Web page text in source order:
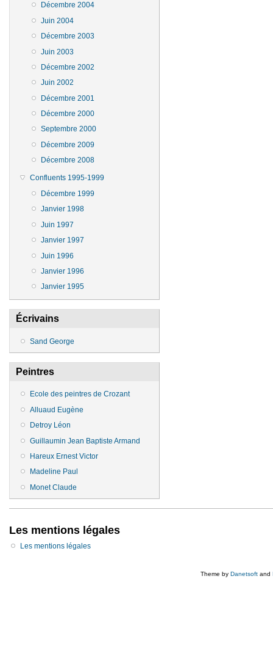
Décembre 2004
Juin 2004
Décembre 2003
Juin 2003
Décembre 2002
Juin 2002
Décembre 2001
Décembre 2000
Septembre 2000
Décembre 2009
Décembre 2008
Confluents 1995-1999
Décembre 1999
Janvier 1998
Juin 1997
Janvier 1997
Juin 1996
Janvier 1996
Janvier 1995
Écrivains
Sand George
Peintres
Ecole des peintres de Crozant
Alluaud Eugène
Detroy Léon
Guillaumin Jean Baptiste Armand
Hareux Ernest Victor
Madeline Paul
Monet Claude
Les mentions légales
Les mentions légales
Theme by Danetsoft and